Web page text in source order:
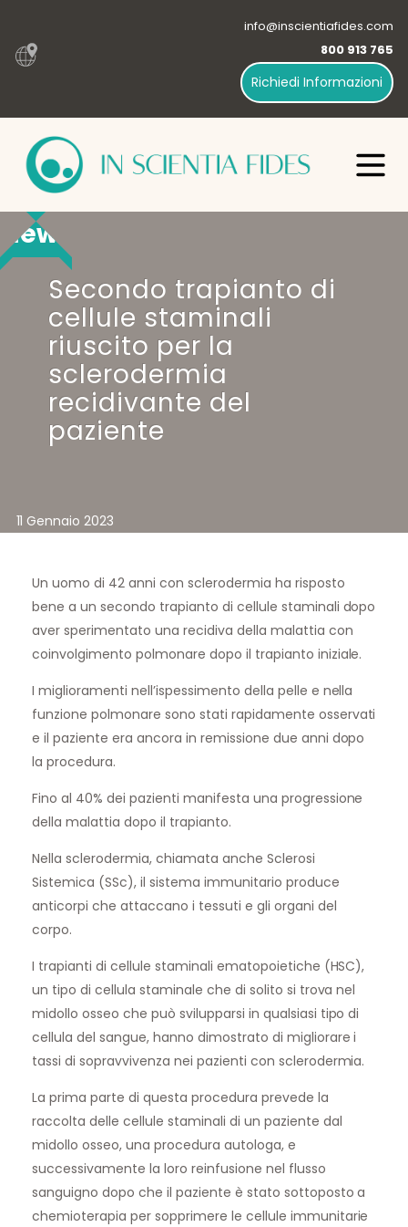
info@inscientiafides.com
800 913 765
Richiedi Informazioni
Secondo trapianto di
cellule staminali
riuscito per la
sclerodermia
recidivante del
paziente
11 Gennaio 2023
News
Un uomo di 42 anni con sclerodermia ha risposto
bene a un secondo trapianto di cellule staminali dopo
aver sperimentato una recidiva della malattia con
coinvolgimento polmonare dopo il trapianto iniziale.
I miglioramenti nell’ispessimento della pelle e nella
funzione polmonare sono stati rapidamente osservati
e il paziente era ancora in remissione due anni dopo
la procedura.
Fino al 40% dei pazienti manifesta una progressione
della malattia dopo il trapianto.
Nella sclerodermia, chiamata anche Sclerosi
Sistemica (SSc), il sistema immunitario produce
anticorpi che attaccano i tessuti e gli organi del
corpo.
I trapianti di cellule staminali ematopoietiche (HSC),
un tipo di cellula staminale che di solito si trova nel
midollo osseo che può svilupparsi in qualsiasi tipo di
cellula del sangue, hanno dimostrato di migliorare i
tassi di sopravvivenza nei pazienti con sclerodermia.
La prima parte di questa procedura prevede la
raccolta delle cellule staminali di un paziente dal
midollo osseo, una procedura autologa, e
successivamente la loro reinfusione nel flusso
sanguigno dopo che il paziente è stato sottoposto a
chemioterapia per sopprimere le cellule immunitarie